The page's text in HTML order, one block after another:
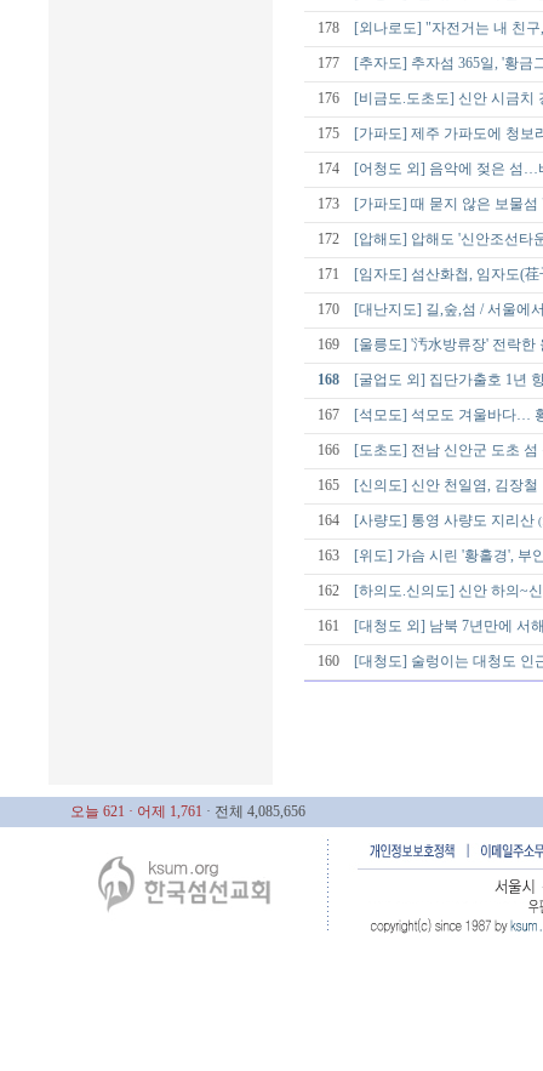
178 [외나로도] "자전거는 내 친
177 [추자도] 추자섬 365일, '황금
176 [비금도.도초도] 신안 시금치
175 [가파도] 제주 가파도에 청보
174 [어청도 외] 음악에 젖은 섬…
173 [가파도] 때 묻지 않은 보물
172 [압해도] 압해도 '신안조선타
171 [임자도] 섬산화첩, 임자도(
170 [대난지도] 길,숲,섬 / 서울에
169 [울릉도] '汚水방류장' 전락
168 [굴업도 외] 집단가출호 1년
167 [석모도] 석모도 겨울바다…
166 [도초도] 전남 신안군 도초 섬
165 [신의도] 신안 천일염, 김장철
164 [사량도] 통영 사량도 지리산
163 [위도] 가슴 시린 '황홀경', 부
162 [하의도.신의도] 신안 하의~
161 [대청도 외] 남북 7년만에 서
160 [대청도] 술렁이는 대청도
오늘 621 · 어제 1,761 · 전체 4,085,656